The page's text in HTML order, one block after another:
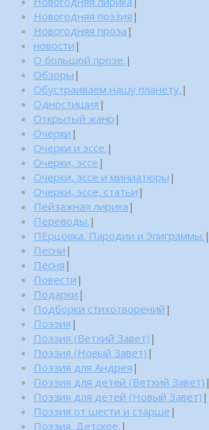
Новогодняя поэзия |
Новогодняя проза |
новости |
О большой прозе. |
Обзоры |
Обустраиваем нашу планету. |
Одностишия |
Открытый жанр |
Очерки |
Очерки и эссе. |
Очерки, эссе |
Очерки, эссе и миниатюры |
Очерки, эссе, статьи |
Пейзажная лирика |
Переводы. |
ПЕрцовка. Пародии и Эпиграммы. |
Песни |
Песня |
Повести |
Подарки |
Подборки стихотворений |
Поэзия |
Поэзия (Ветхий Завет) |
Поэзия (Новый Завет) |
Поэзия для Андрея |
Поэзия для детей (Ветхий Завет) |
Поэзия для детей (Новый Завет) |
Поэзия от шести и старше |
Поэзия. Детское. |